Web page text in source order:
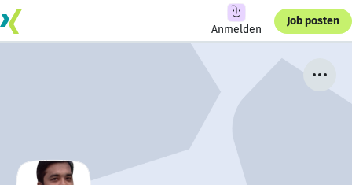
Anmelden
Job posten